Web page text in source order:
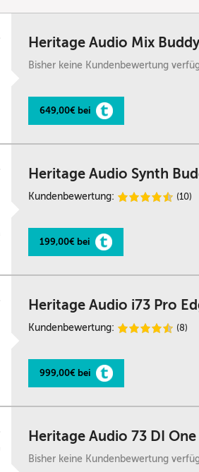
Heritage Audio Mix
Bisher keine Kundenbewertung
649,00€ bei
Heritage Audio Synth
Kundenbewertung: (10)
199,00€ bei
Heritage Audio i73 Pro
Kundenbewertung: (8)
999,00€ bei
Heritage Audio 73 DI One
Bisher keine Kundenbewertung